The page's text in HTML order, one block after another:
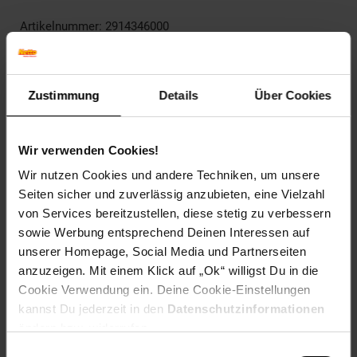
Zustimmung Details Über Cookies
Wir verwenden Cookies!
Wir nutzen Cookies und andere Techniken, um unsere
Seiten sicher und zuverlässig anzubieten, eine Vielzahl
von Services bereitzustellen, diese stetig zu verbessern
sowie Werbung entsprechend Deinen Interessen auf
unserer Homepage, Social Media und Partnerseiten
anzuzeigen. Mit einem Klick auf „Ok“ willigst Du in die
Cookie Verwendung ein. Deine Cookie-Einstellungen
kannst Du jederzeit in den Datenschutzinformationen
Artikelnummer: 2914346000
Artikel gehört zur Kategorie:
Herstellerinformationen
Fußzeile
Weitere Online-Angebote
Netto Reisen TV-Shop Weinwelt